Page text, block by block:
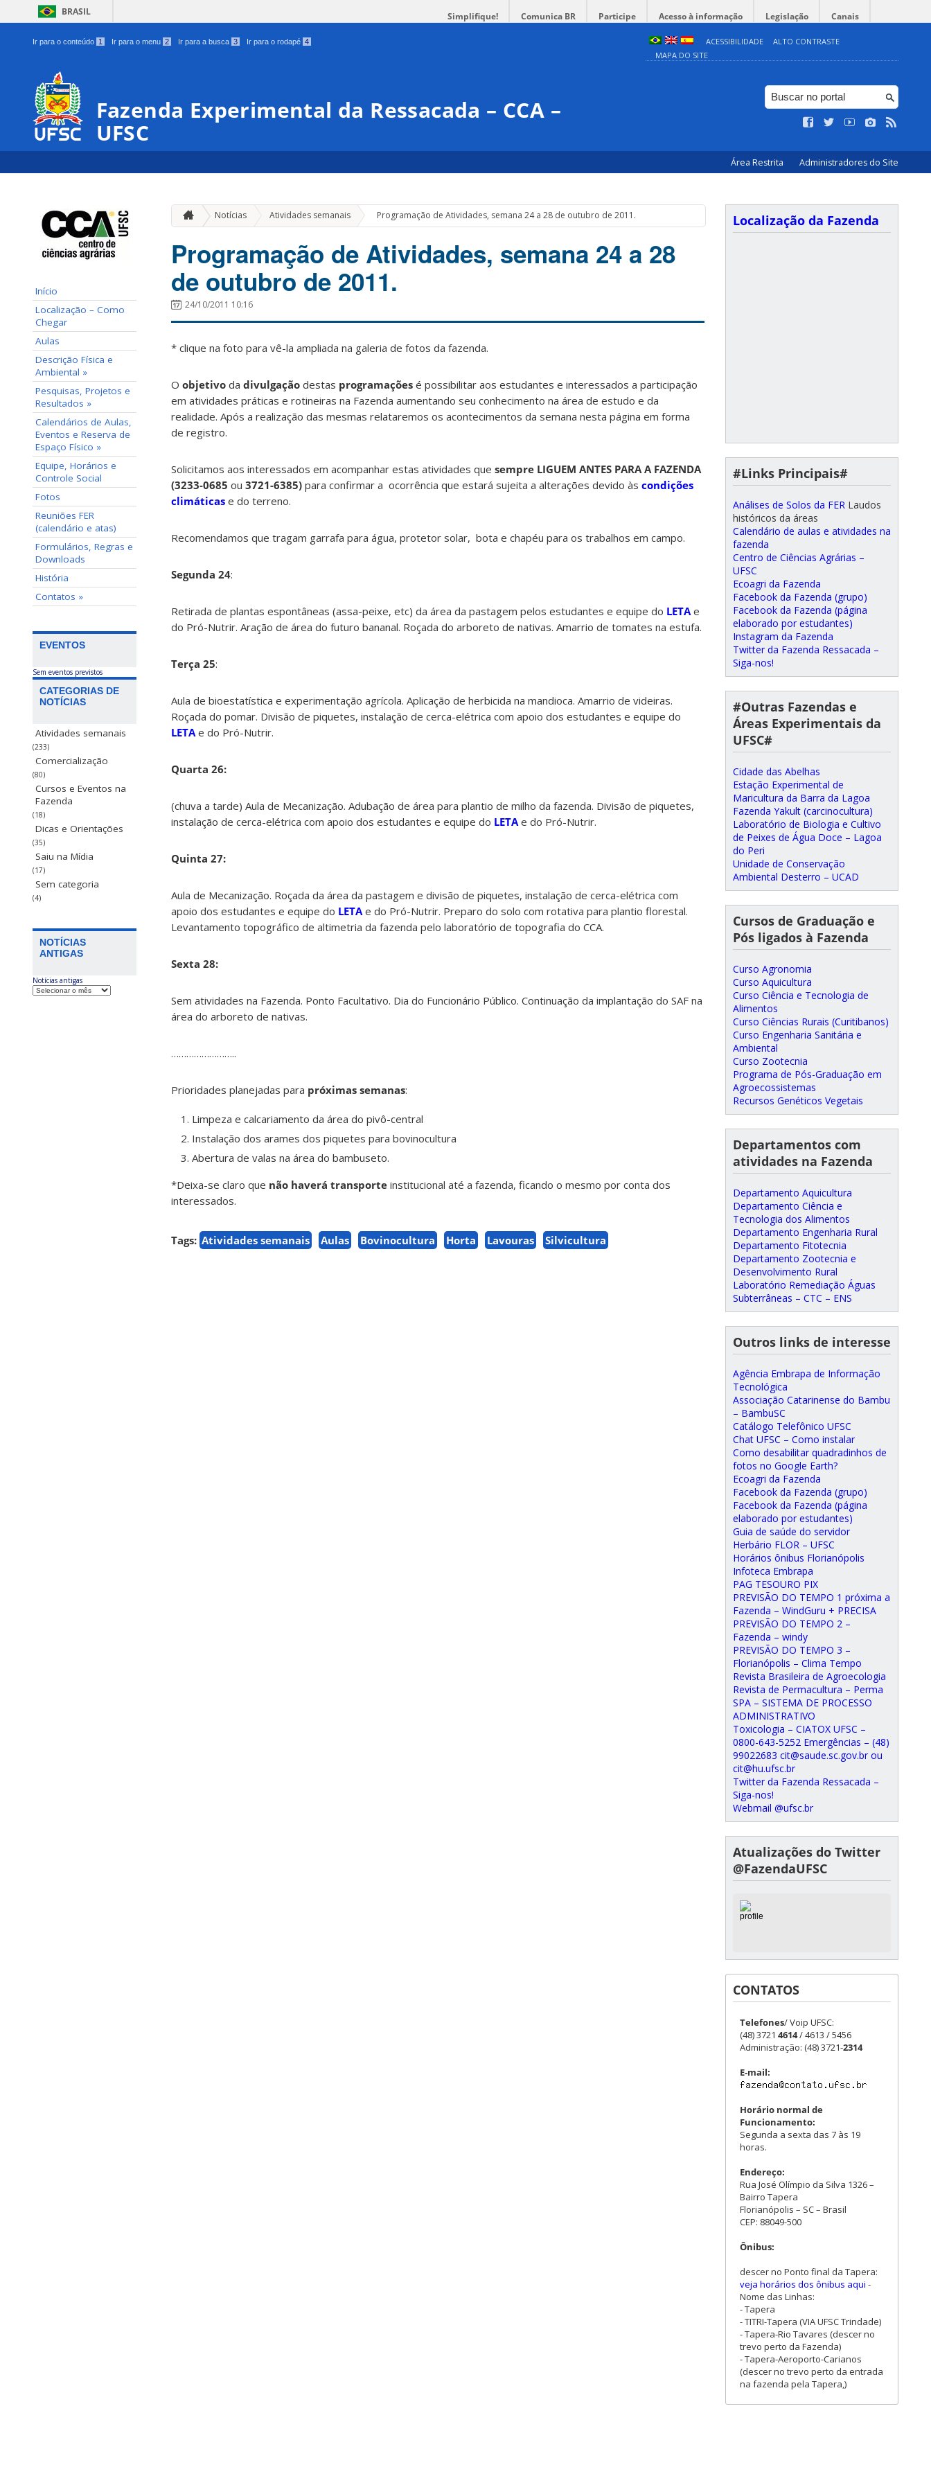
BRASIL Simplifique! Comunica BR Participe Acesso à informação Legislação Canais
Ir para o conteúdo 1 Ir para o menu 2 Ir para a busca 3 Ir para o rodapé 4 ACESSIBILIDADE
ALTO CONTRASTE
MAPA DO SITE
Fazenda Experimental da Ressacada – CCA –
UFSC
Área Restrita Administradores do Site
Início
Localização – Como
Chegar
Aulas
Descrição Física e
Ambiental »
Pesquisas, Projetos e
Resultados »
Calendários de Aulas,
Eventos e Reserva de
Espaço Físico »
Equipe, Horários e
Controle Social
Fotos
Reuniões FER
(calendário e atas)
Formulários, Regras e
Downloads
História
Contatos »
EVENTOS
Sem eventos previstos
CATEGORIAS DE
NOTÍCIAS
Atividades semanais
(233)
Comercialização
(80)
Cursos e Eventos na
Fazenda
(18)
Dicas e Orientações
(35)
Saiu na Mídia
(17)
Sem categoria
(4)
NOTÍCIAS
ANTIGAS
Notícias antigas
Notícias Atividades semanais » Programação de Atividades, semana 24 a 28 de outubro de 2011.
Programação de Atividades, semana 24 a 28
de outubro de 2011.
24/10/2011 10:16
* clique na foto para vê-la ampliada na galeria de fotos da fazenda.
O objetivo da divulgação destas programações é possibilitar aos estudantes e interessados a participação
em atividades práticas e rotineiras na Fazenda aumentando seu conhecimento na área de estudo e da
realidade. Após a realização das mesmas relataremos os acontecimentos da semana nesta página em forma
de registro.
Solicitamos aos interessados em acompanhar estas atividades que sempre LIGUEM ANTES PARA A FAZENDA
(3233-0685 ou 3721-6385) para confirmar a ocorrência que estará sujeita a alterações devido às condições
climáticas e do terreno.
Recomendamos que tragam garrafa para água, protetor solar, bota e chapéu para os trabalhos em campo.
Segunda 24:
Retirada de plantas espontâneas (assa-peixe, etc) da área da pastagem pelos estudantes e equipe do LETAe
do Pró-Nutrir. Aração de área do futuro bananal. Roçada do arboreto de nativas. Amarrio de tomates na estufa.
Terça 25:
Aula de bioestatística e experimentação agrícola. Aplicação de herbicida na mandioca. Amarrio de videiras.
Roçada do pomar. Divisão de piquetes, instalação de cerca-elétrica com apoio dos estudantes e equipe do
LETAe do Pró-Nutrir.
Quarta 26:
(chuva a tarde) Aula de Mecanização. Adubação de área para plantio de milho da fazenda. Divisão de piquetes,
instalação de cerca-elétrica com apoio dos estudantes e equipe do LETAe do Pró-Nutrir.
Quinta 27:
Aula de Mecanização. Roçada da área da pastagem e divisão de piquetes, instalação de cerca-elétrica com
apoio dos estudantes e equipe do LETAe do Pró-Nutrir. Preparo do solo com rotativa para plantio florestal.
Levantamento topográfico de altimetria da fazenda pelo laboratório de topografia do CCA.
Sexta 28:
Sem atividades na Fazenda. Ponto Facultativo. Dia do Funcionário Público. Continuação da implantação do SAF na
área do arboreto de nativas.
……………………..
Prioridades planejadas para próximas semanas:
Limpeza e calcariamento da área do pivô-central
Instalação dos arames dos piquetes para bovinocultura
Abertura de valas na área do bambuseto.
*Deixa-se claro que não haverá transporte institucional até a fazenda, ficando o mesmo por conta dos
interessados.
Tags: Atividades semanais Aulas Bovinocultura Horta Lavouras Silvicultura
Localização da Fazenda
#Links Principais#
Análises de Solos da FER Laudos
históricos da áreas
Calendário de aulas e atividades na
fazenda
Centro de Ciências Agrárias –
UFSC
Ecoagri da Fazenda
Facebook da Fazenda (grupo)
Facebook da Fazenda (página
elaborado por estudantes)
Instagram da Fazenda
Twitter da Fazenda Ressacada –
Siga-nos!
#Outras Fazendas e
Áreas Experimentais da
UFSC#
Cidade das Abelhas
Estação Experimental de
Maricultura da Barra da Lagoa
Fazenda Yakult (carcinocultura)
Laboratório de Biologia e Cultivo
de Peixes de Água Doce – Lagoa
do Peri
Unidade de Conservação
Ambiental Desterro – UCAD
Cursos de Graduação e
Pós ligados à Fazenda
Curso Agronomia
Curso Aquicultura
Curso Ciência e Tecnologia de
Alimentos
Curso Ciências Rurais (Curitibanos)
Curso Engenharia Sanitária e
Ambiental
Curso Zootecnia
Programa de Pós-Graduação em
Agroecossistemas
Recursos Genéticos Vegetais
Departamentos com
atividades na Fazenda
Departamento Aquicultura
Departamento Ciência e
Tecnologia dos Alimentos
Departamento Engenharia Rural
Departamento Fitotecnia
Departamento Zootecnia e
Desenvolvimento Rural
Laboratório Remediação Águas
Subterrâneas – CTC – ENS
Outros links de interesse
Agência Embrapa de Informação
Tecnológica
Associação Catarinense do Bambu
– BambuSC
Catálogo Telefônico UFSC
Chat UFSC – Como instalar
Como desabilitar quadradinhos de
fotos no Google Earth?
Ecoagri da Fazenda
Facebook da Fazenda (grupo)
Facebook da Fazenda (página
elaborado por estudantes)
Guia de saúde do servidor
Herbário FLOR – UFSC
Horários ônibus Florianópolis
Infoteca Embrapa
PAG TESOURO PIX
PREVISÃO DO TEMPO 1 próxima a
Fazenda – WindGuru + PRECISA
PREVISÃO DO TEMPO 2 –
Fazenda – windy
PREVISÃO DO TEMPO 3 –
Florianópolis – Clima Tempo
Revista Brasileira de Agroecologia
Revista de Permacultura – Perma
SPA – SISTEMA DE PROCESSO
ADMINISTRATIVO
Toxicologia – CIATOX UFSC –
0800-643-5252 Emergências – (48)
99022683 cit@saude.sc.gov.br ou
cit@hu.ufsc.br
Twitter da Fazenda Ressacada –
Siga-nos!
Webmail @ufsc.br
Atualizações do Twitter
@FazendaUFSC
CONTATOS
Telefones/ Voip UFSC:
(48) 3721 4614/ 4613 / 5456
Administração: (48) 3721-2314
E-mail:
Horário normal de
Funcionamento:
Segunda a sexta das 7 às 19
horas.
Endereço:
Rua José Olímpio da Silva 1326 –
Bairro Tapera
Florianópolis – SC – Brasil
CEP: 88049-500
Ônibus:
descer no Ponto final da Tapera:
veja horários dos ônibus aqui -
Nome das Linhas:
- Tapera
- TITRI-Tapera (VIA UFSC Trindade)
- Tapera-Rio Tavares (descer no
trevo perto da Fazenda)
- Tapera-Aeroporto-Carianos
(descer no trevo perto da entrada
na fazenda pela Tapera,)